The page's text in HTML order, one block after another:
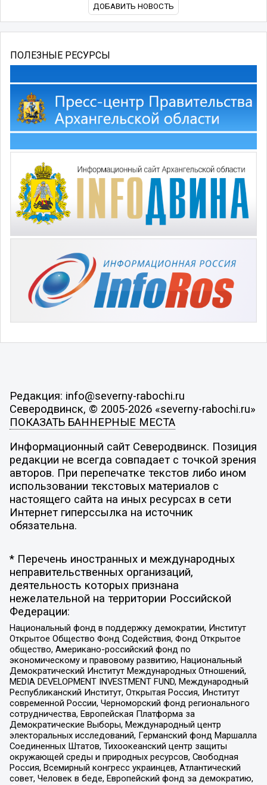
ДОБАВИТЬ НОВОСТЬ
ПОЛЕЗНЫЕ РЕСУРСЫ
Редакция: info@severny-rabochi.ru
Северодвинск, © 2005-2026 «severny-rabochi.ru»
ПОКАЗАТЬ БАННЕРНЫЕ МЕСТА
Информационный сайт Северодвинск. Позиция
редакции не всегда совпадает с точкой зрения
авторов. При перепечатке текстов либо ином
использовании текстовых материалов с
настоящего сайта на иных ресурсах в сети
Интернет гиперссылка на источник
обязательна.
* Перечень иностранных и международных
неправительственных организаций,
деятельность которых признана
нежелательной на территории Российской
Федерации:
Национальный фонд в поддержку демократии, Институт
Открытое Общество Фонд Содействия, Фонд Открытое
общество, Американо-российский фонд по
экономическому и правовому развитию, Национальный
Демократический Институт Международных Отношений,
MEDIA DEVELOPMENT INVESTMENT FUND, Международный
Республиканский Институт, Открытая Россия, Институт
современной России, Черноморский фонд регионального
сотрудничества, Европейская Платформа за
Демократические Выборы, Международный центр
электоральных исследований, Германский фонд Маршалла
Соединенных Штатов, Тихоокеанский центр защиты
окружающей среды и природных ресурсов, Свободная
Россия, Всемирный конгресс украинцев, Атлантический
совет, Человек в беде, Европейский фонд за демократию,